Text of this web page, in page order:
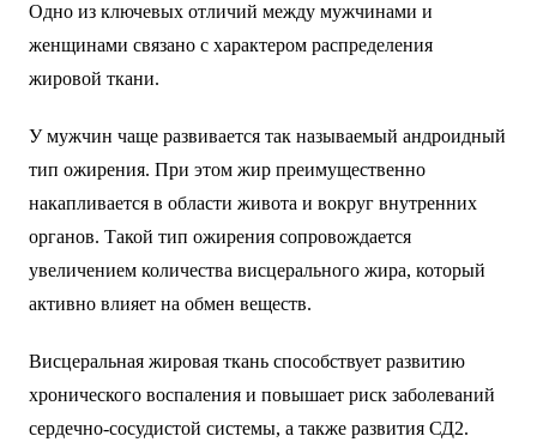
Одно из ключевых отличий между мужчинами и
женщинами связано с характером распределения
жировой ткани.
У мужчин чаще развивается так называемый андроидный
тип ожирения. При этом жир преимущественно
накапливается в области живота и вокруг внутренних
органов. Такой тип ожирения сопровождается
увеличением количества висцерального жира, который
активно влияет на обмен веществ.
Висцеральная жировая ткань способствует развитию
хронического воспаления и повышает риск заболеваний
сердечно-сосудистой системы, а также развития СД2.